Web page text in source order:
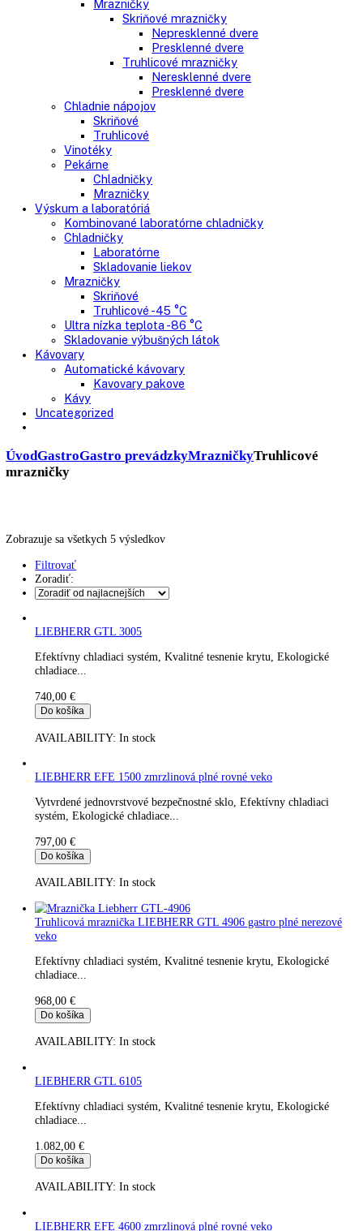
Gastro prevádzky
Kombinované chladničky
Chladničky
Nepresklenné dvere
Presklenné dvere
Mrazničky
Skriňové mrazničky
Chladnie nápojov
Skriňové
Truhlicové
Vinotéky
Pekárne
Chladničky
Mrazničky
Výskum a laboratóriá
Kombinované laboratórne chladničky
Chladničky
Laboratórne
Skladovanie liekov
Mrazničky
Skriňové
Ultra nízka teplota -86 °C
Skladovanie výbušných látok
Kávovary
Uncategorized
ÚvodGastroGastro prevádzky
Filtrovať
Efektívny chladiaci systém, Kvalitné tesnenie krytu,
740,00€
Do košíka
AVAILABILITY:In stock
Vytvrdené jednovrstvové bezpečnostné sklo, Efektívny
797,00€
Do košíka
Truhlicová mraznička LIEBHERR GTL 4906 gastro plné
veko
Efektívny chladiaci systém, Kvalitné tesnenie krytu,
chladiace...